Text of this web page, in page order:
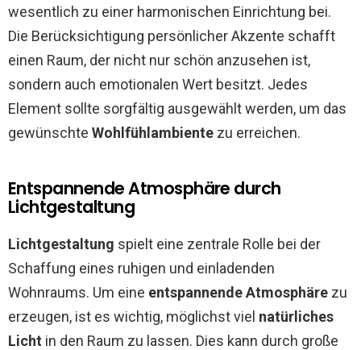
wesentlich zu einer harmonischen Einrichtung bei.
Die Berücksichtigung persönlicher Akzente schafft
einen Raum, der nicht nur schön anzusehen ist,
sondern auch emotionalen Wert besitzt. Jedes
Element sollte sorgfältig ausgewählt werden, um das
gewünschte Wohlfühlambiente zu erreichen.
Entspannende Atmosphäre durch
Lichtgestaltung
Lichtgestaltung spielt eine zentrale Rolle bei der
Schaffung eines ruhigen und einladenden
Wohnraums. Um eine entspannende Atmosphäre zu
erzeugen, ist es wichtig, möglichst viel natürliches
Licht in den Raum zu lassen. Dies kann durch große